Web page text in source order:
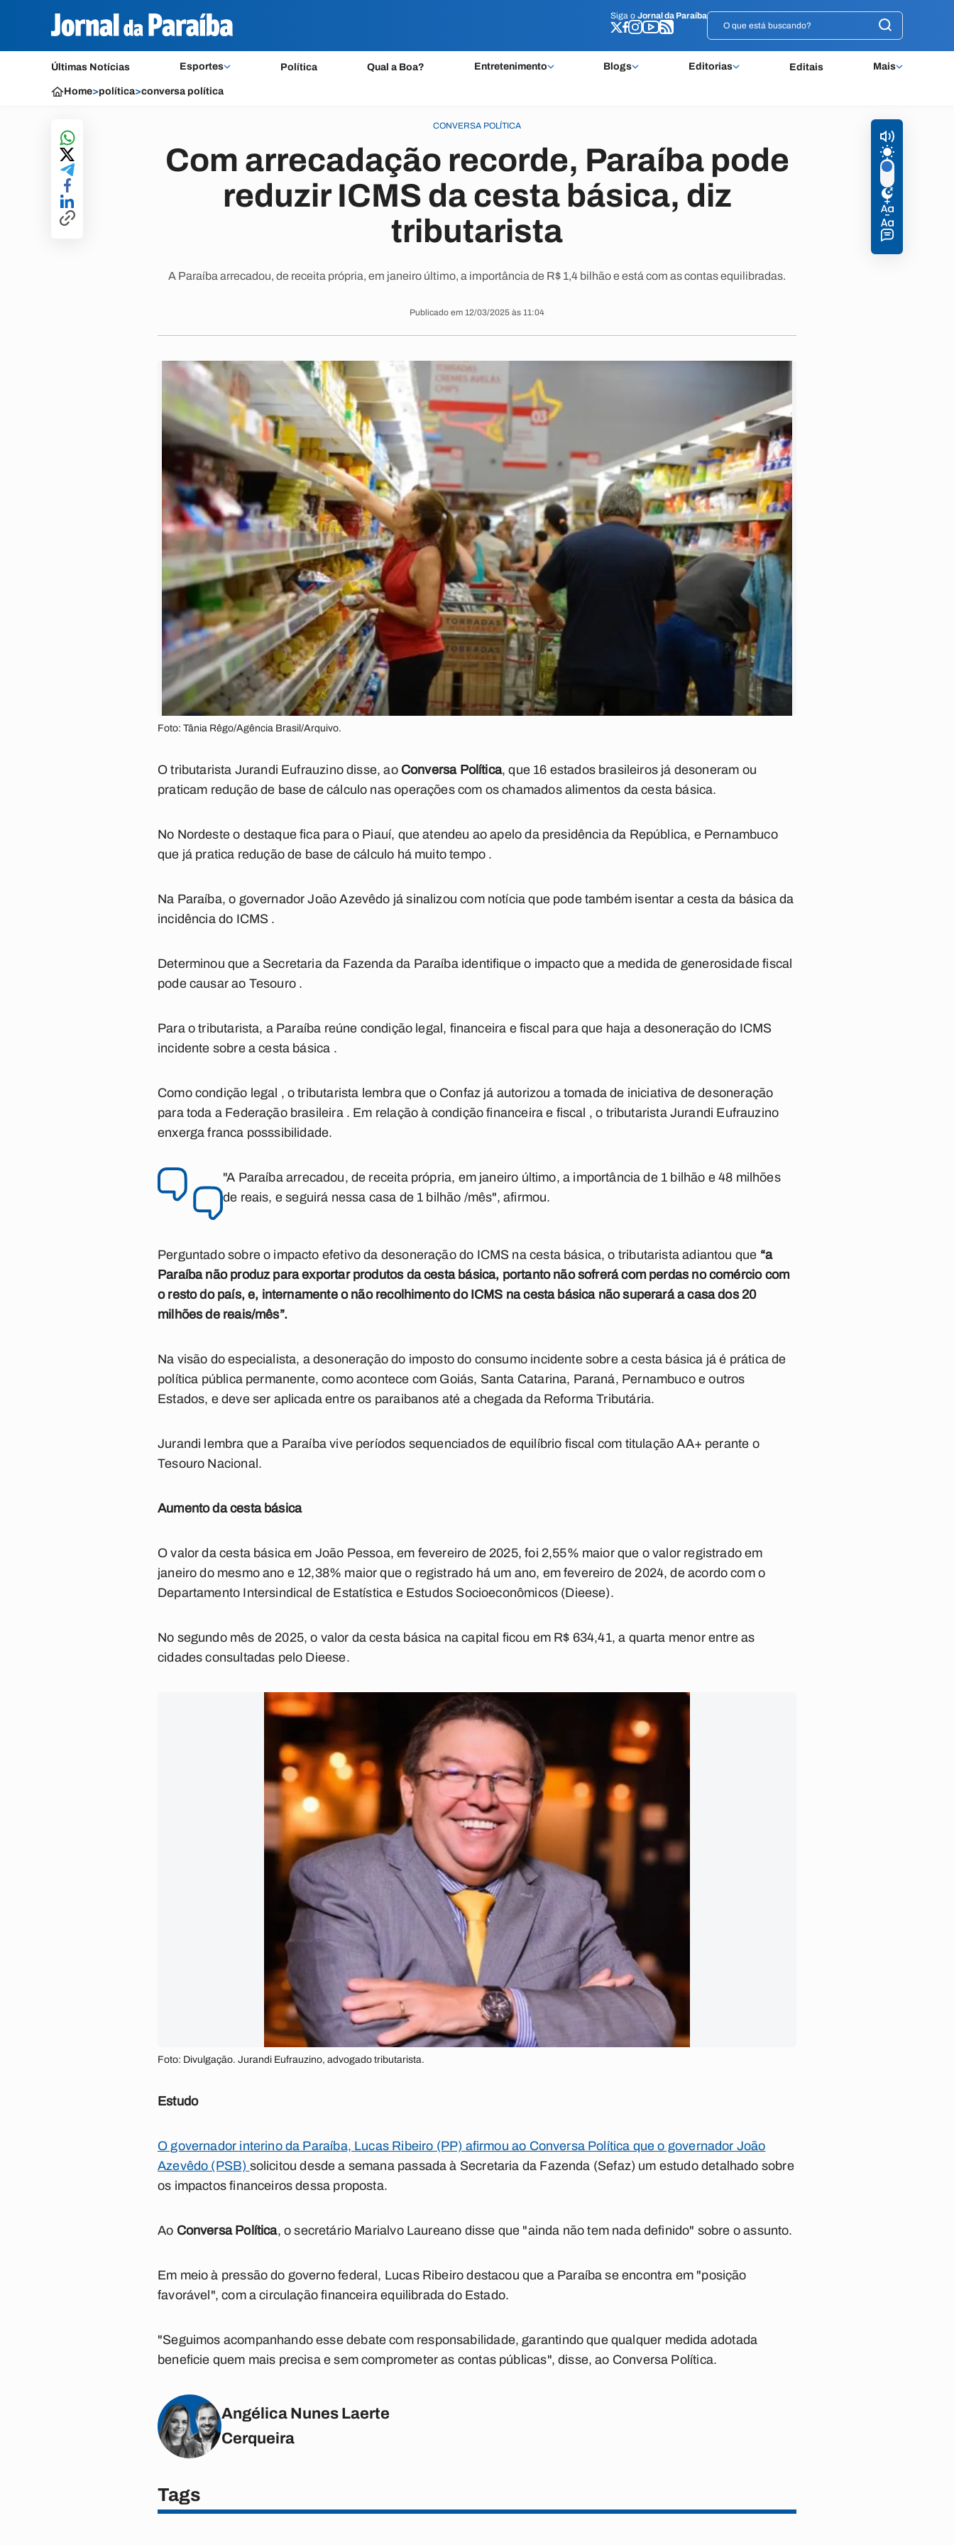
Siga o Jornal da Paraíba
Últimas Notícias Esportes Política Qual a Boa? Entretenimento Blogs Editorias Editais Mais
Siga o Jornal da Paraíba
Home>política>conversa política
CONVERSA POLÍTICA
Com arrecadação recorde, Paraíba pode
reduzir ICMS da cesta básica, diz
tributarista
A Paraíba arrecadou, de receita própria, em janeiro último, a importância de R$ 1,4 bilhão e está com as contas equilibradas.
Publicado em 12/03/2025 às 11:04
Foto: Tânia Rêgo/Agência Brasil/Arquivo.
O tributarista Jurandi Eufrauzino disse, ao Conversa Política, que 16 estados brasileiros já desoneram ou
praticam redução de base de cálculo nas operações com os chamados alimentos da cesta básica.
No Nordeste o destaque fica para o Piauí, que atendeu ao apelo da presidência da República, e Pernambuco
que já pratica redução de base de cálculo há muito tempo .
Na Paraíba, o governador João Azevêdo já sinalizou com notícia que pode também isentar a cesta da básica da
incidência do ICMS .
Determinou que a Secretaria da Fazenda da Paraíba identifique o impacto que a medida de generosidade fiscal
pode causar ao Tesouro .
Para o tributarista, a Paraíba reúne condição legal, financeira e fiscal para que haja a desoneração do ICMS
incidente sobre a cesta básica .
Como condição legal , o tributarista lembra que o Confaz já autorizou a tomada de iniciativa de desoneração
para toda a Federação brasileira . Em relação à condição financeira e fiscal , o tributarista Jurandi Eufrauzino
enxerga franca posssibilidade.
"A Paraíba arrecadou, de receita própria, em janeiro último, a importância de 1 bilhão e 48 milhões
de reais, e seguirá nessa casa de 1 bilhão /mês", afirmou.
Perguntado sobre o impacto efetivo da desoneração do ICMS na cesta básica, o tributarista adiantou que “a
Paraíba não produz para exportar produtos da cesta básica, portanto não sofrerá com perdas no comércio com
o resto do país, e, internamente o não recolhimento do ICMS na cesta básica não superará a casa dos 20
milhões de reais/mês”.
Na visão do especialista, a desoneração do imposto do consumo incidente sobre a cesta básica já é prática de
política pública permanente, como acontece com Goiás, Santa Catarina, Paraná, Pernambuco e outros
Estados, e deve ser aplicada entre os paraibanos até a chegada da Reforma Tributária.
Jurandi lembra que a Paraíba vive períodos sequenciados de equilíbrio fiscal com titulação AA+ perante o
Tesouro Nacional.
Aumento da cesta básica
O valor da cesta básica em João Pessoa, em fevereiro de 2025, foi 2,55% maior que o valor registrado em
janeiro do mesmo ano e 12,38% maior que o registrado há um ano, em fevereiro de 2024, de acordo com o
Departamento Intersindical de Estatística e Estudos Socioeconômicos (Dieese).
No segundo mês de 2025, o valor da cesta básica na capital ficou em R$ 634,41, a quarta menor entre as
cidades consultadas pelo Dieese.
Foto: Divulgação. Jurandi Eufrauzino, advogado tributarista.
Estudo
O governador interino da Paraíba, Lucas Ribeiro (PP) afirmou ao Conversa Política que o governador João
Azevêdo (PSB) solicitou desde a semana passada à Secretaria da Fazenda (Sefaz) um estudo detalhado sobre
os impactos financeiros dessa proposta.
Ao Conversa Política, o secretário Marialvo Laureano disse que "ainda não tem nada definido" sobre o assunto.
Em meio à pressão do governo federal, Lucas Ribeiro destacou que a Paraíba se encontra em "posição
favorável", com a circulação financeira equilibrada do Estado.
"Seguimos acompanhando esse debate com responsabilidade, garantindo que qualquer medida adotada
beneficie quem mais precisa e sem comprometer as contas públicas", disse, ao Conversa Política.
Angélica Nunes Laerte
Cerqueira
Tags